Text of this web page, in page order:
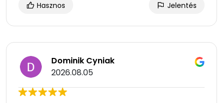
Hasznos Jelentés
Dominik Cyniak
2026.08.05